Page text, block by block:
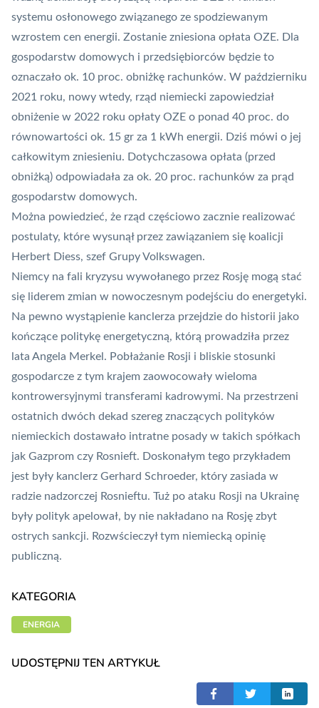
systemu osłonowego związanego ze spodziewanym
wzrostem cen energii. Zostanie zniesiona opłata OZE. Dla
gospodarstw domowych i przedsiębiorców będzie to
oznaczało ok. 10 proc. obniżkę rachunków. W październiku
2021 roku, nowy wtedy, rząd niemiecki zapowiedział
obniżenie w 2022 roku opłaty OZE o ponad 40 proc. do
równowartości ok. 15 gr za 1 kWh energii. Dziś mówi o jej
całkowitym zniesieniu. Dotychczasowa opłata (przed
obniżką) odpowiadała za ok. 20 proc. rachunków za prąd
gospodarstw domowych.
Można powiedzieć, że rząd częściowo zacznie realizować
postulaty, które wysunął przez zawiązaniem się koalicji
Herbert Diess, szef Grupy Volkswagen.
Niemcy na fali kryzysu wywołanego przez Rosję mogą stać
się liderem zmian w nowoczesnym podejściu do energetyki.
Na pewno wystąpienie kanclerza przejdzie do historii jako
kończące politykę energetyczną, którą prowadziła przez
lata Angela Merkel . Pobłażanie Rosji i bliskie stosunki
gospodarcze z tym krajem zaowocowały wieloma
kontrowersyjnymi transferami kadrowymi. Na przestrzeni
ostatnich dwóch dekad szereg znaczących polityków
niemieckich dostawało intratne posady w takich spółkach
jak Gazprom czy Rosnieft. Doskonałym tego przykładem
jest były kanclerz Gerhard Schroeder, który zasiada w
radzie nadzorczej Rosnieftu. Tuż po ataku Rosji na Ukrainę
były polityk apelował, by nie nakładano na Rosję zbyt
ostrych sankcji. Rozwścieczył tym niemiecką opinię
publiczną.
KATEGORIA
ENERGIA
UDOSTĘPNIJ TEN ARTYKUŁ